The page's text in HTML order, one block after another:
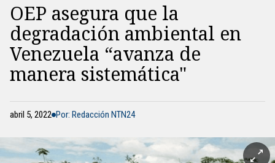
OEP asegura que la
degradación ambiental en
Venezuela “avanza de
manera sistemática"
abril 5, 2022 Por: Redacción NTN24